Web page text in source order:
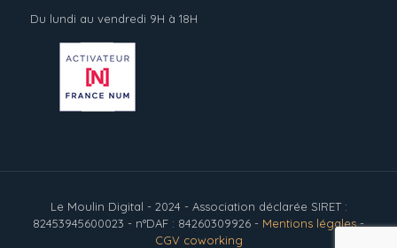
Du lundi au vendredi 9H à 18H
Le Moulin Digital - 2024 - Association déclarée SIRET :
82453945600023 - n°DAF : 84260309926 - Mentions légales-
CGV coworking